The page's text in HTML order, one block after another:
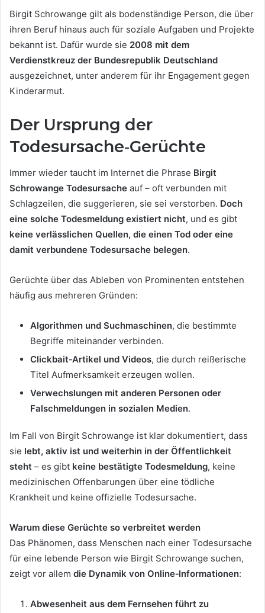
Birgit Schrowange gilt als bodenständige Person, die über
ihren Beruf hinaus auch für soziale Aufgaben und Projekte
bekannt ist. Dafür wurde sie 2008 mit dem
Verdienstkreuz der Bundesrepublik Deutschland
ausgezeichnet, unter anderem für ihr Engagement gegen
Kinderarmut.
Der Ursprung der
Todesursache‑Gerüchte
Immer wieder taucht im Internet die Phrase Birgit
Schrowange Todesursache auf – oft verbunden mit
Schlagzeilen, die suggerieren, sie sei verstorben. Doch
eine solche Todesmeldung existiert nicht, und es gibt
keine verlässlichen Quellen, die einen Tod oder eine
damit verbundene Todesursache belegen.
Gerüchte über das Ableben von Prominenten entstehen
häufig aus mehreren Gründen:
Algorithmen und Suchmaschinen, die bestimmte
Begriffe miteinander verbinden.
Clickbait‑Artikel und Videos, die durch reißerische
Titel Aufmerksamkeit erzeugen wollen.
Verwechslungen mit anderen Personen oder
Falschmeldungen in sozialen Medien.
Im Fall von Birgit Schrowange ist klar dokumentiert, dass
sie lebt, aktiv ist und weiterhin in der Öffentlichkeit
steht – es gibt keine bestätigte Todesmeldung, keine
medizinischen Offenbarungen über eine tödliche
Krankheit und keine offizielle Todesursache.
Warum diese Gerüchte so verbreitet werden
Das Phänomen, dass Menschen nach einer Todesursache
für eine lebende Person wie Birgit Schrowange suchen,
zeigt vor allem die Dynamik von Online‑Informationen:
Abwesenheit aus dem Fernsehen führt zu